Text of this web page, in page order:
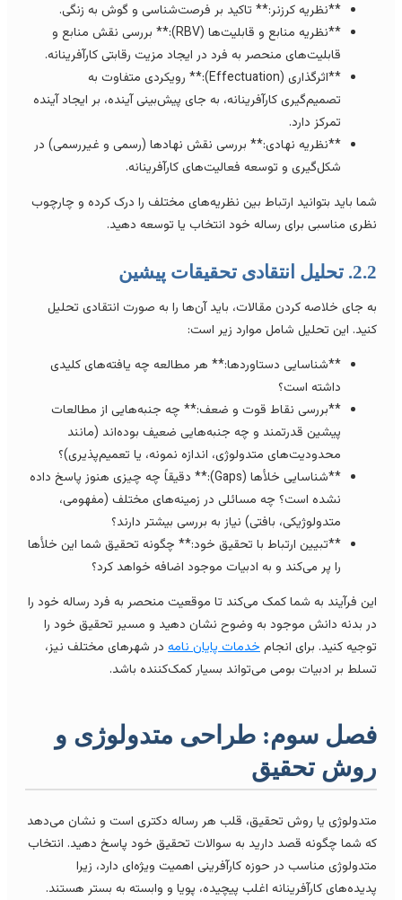
**نظریه کرزنر:** تاکید بر فرصت‌شناسی و گوش به زنگی.
**نظریه منابع و قابلیت‌ها (RBV):** بررسی نقش منابع و
قابلیت‌های منحصر به فرد در ایجاد مزیت رقابتی کارآفرینانه.
**اثرگذاری (Effectuation):** رویکردی متفاوت به
تصمیم‌گیری کارآفرینانه، به جای پیش‌بینی آینده، بر ایجاد آینده
تمرکز دارد.
**نظریه نهادی:** بررسی نقش نهادها (رسمی و غیررسمی) در
شکل‌گیری و توسعه فعالیت‌های کارآفرینانه.
باید بتوانید ارتباط بین نظریه‌های مختلف را درک کرده و چارچوب
مناسبی برای رساله خود انتخاب یا توسعه دهید.
جای خلاصه کردن مقالات، باید آن‌ها را به صورت انتقادی تحلیل
این تحلیل شامل موارد زیر است:
**شناسایی دستاوردها:** هر مطالعه چه یافته‌های کلیدی
داشته است؟
**بررسی نقاط قوت و ضعف:** چه جنبه‌هایی از مطالعات
پیشین قدرتمند و چه جنبه‌هایی ضعیف بوده‌اند (مانند
محدودیت‌های متدولوژی، اندازه نمونه، یا تعمیم‌پذیری)؟
**شناسایی خلأها (Gaps):** دقیقاً چه چیزی هنوز پاسخ داده
نشده است؟ چه مسائلی در زمینه‌های مختلف (مفهومی،
متدولوژیکی، بافتی) نیاز به بررسی بیشتر دارند؟
**تبیین ارتباط با تحقیق خود:** چگونه تحقیق شما این خلأها
را پر می‌کند و به ادبیات موجود اضافه خواهد کرد؟
فرآیند به شما کمک می‌کند تا موقعیت منحصر به فرد رساله خود را
بدنه دانش موجود به وضوح نشان دهید و مسیر تحقیق خود را
کنید. برای انجامخدمات پایان نامهدر شهرهای مختلف نیز،
بر ادبیات بومی می‌تواند بسیار کمک‌کننده باشد.
سوم: طراحی متدولوژی و
تحقیق
یا روش تحقیق، قلب هر رساله دکتری است و نشان می‌دهد
شما چگونه قصد دارید به سوالات تحقیق خود پاسخ دهید. انتخاب
مناسب در حوزه کارآفرینی اهمیت ویژه‌ای دارد، زیرا
کارآفرینانه اغلب پیچیده، پویا و وابسته به بستر هستند.